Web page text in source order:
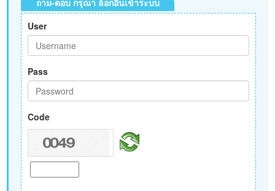
ถาม-ตอบ กรุณา ล็อกอินเข้าระบบ
User
Pass
Code